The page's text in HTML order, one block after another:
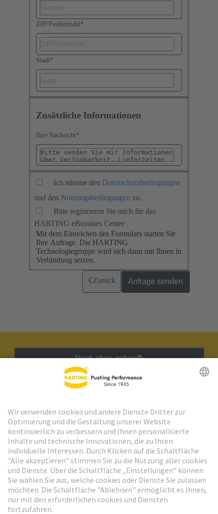
ZIP/Postleitzahl *
Stadt*
Zusätzliche Informationen
Ihre Nachricht*
Ich stimme den Datenschutzbedingungen
und den Nutzungsbedingungen zu.
Bitte registrieren Sie mich für das
HARTING eBussines Center
Mit dem Einreichen des Formulars starten Sie
Ihre Anfrage. Die HARTING
Technologiegruppe wird sich dann mit Ihnen in
Verbindung setzen.
Zurück Anfrage senden
Nach oben gehen
Weiter zur Anmeldung
Social Media